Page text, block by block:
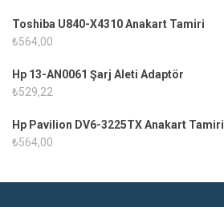
Toshiba U840-X4310 Anakart Tamiri
₺564,00
Hp 13-AN0061 Şarj Aleti Adaptör
₺529,22
Hp Pavilion DV6-3225TX Anakart Tamiri
₺564,00